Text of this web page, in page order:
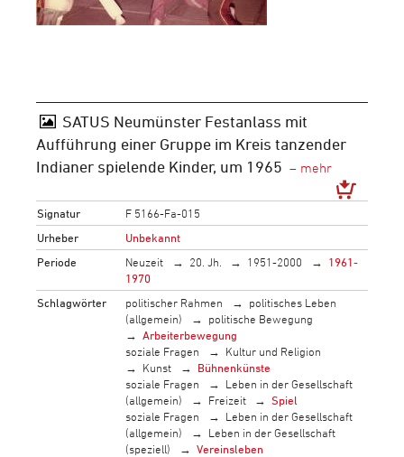
SATUS Neumünster Festanlass mit
Aufführung einer Gruppe im Kreis tanzender
Indianer spielende Kinder, um 1965
Signatur
F 5166-Fa-015
Urheber
Unbekannt
Periode
Neuzeit 20. Jh. 1951-2000
1961-
1970
Schlagwörter
politischer Rahmen
politisches Leben
(allgemein)
politische Bewegung
Arbeiterbewegung
soziale Fragen
Kultur und Religion
Kunst
Bühnenkünste
soziale Fragen
Leben in der Gesellschaft
(allgemein)
Freizeit
Spiel
soziale Fragen
Leben in der Gesellschaft
(allgemein)
Leben in der Gesellschaft
(speziell)
Vereinsleben